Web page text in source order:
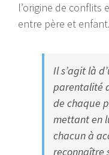
l’origine de conflits
entre père et enfant.
Il s’agit là
parentalité
de chaque
mettant en
chacun à
reconnaître